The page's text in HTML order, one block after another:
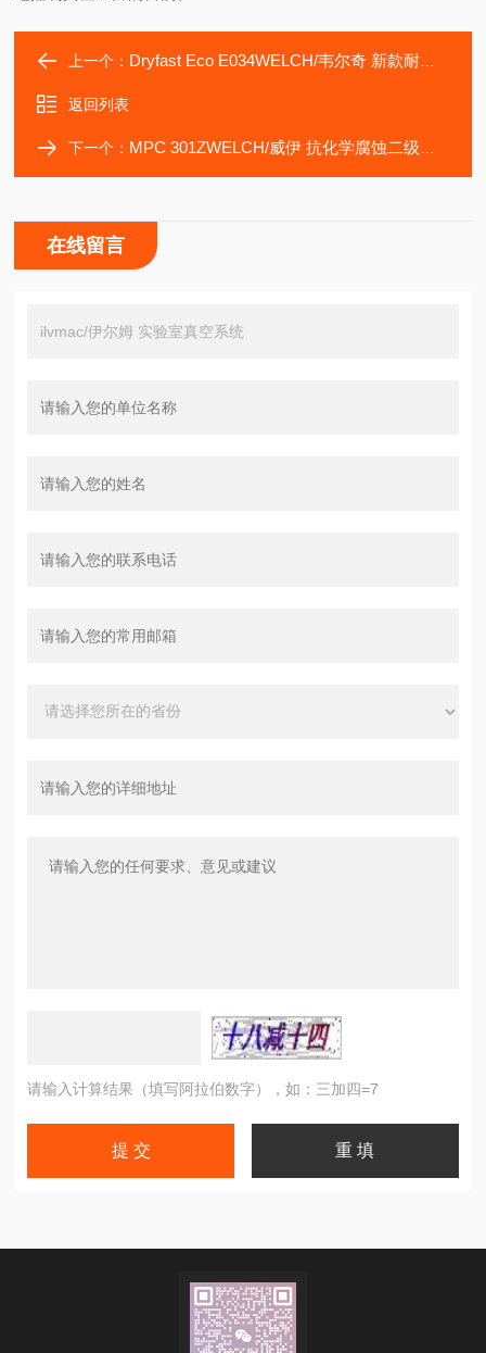
上一个： Dryfast Eco E034WELCH/韦尔奇 新款耐腐蚀隔膜真空泵
返回列表
下一个： MPC 301ZWELCH/威伊 抗化学腐蚀二级隔膜真空泵
在线留言
请输入计算结果（填写阿拉伯数字），如：三加四=7